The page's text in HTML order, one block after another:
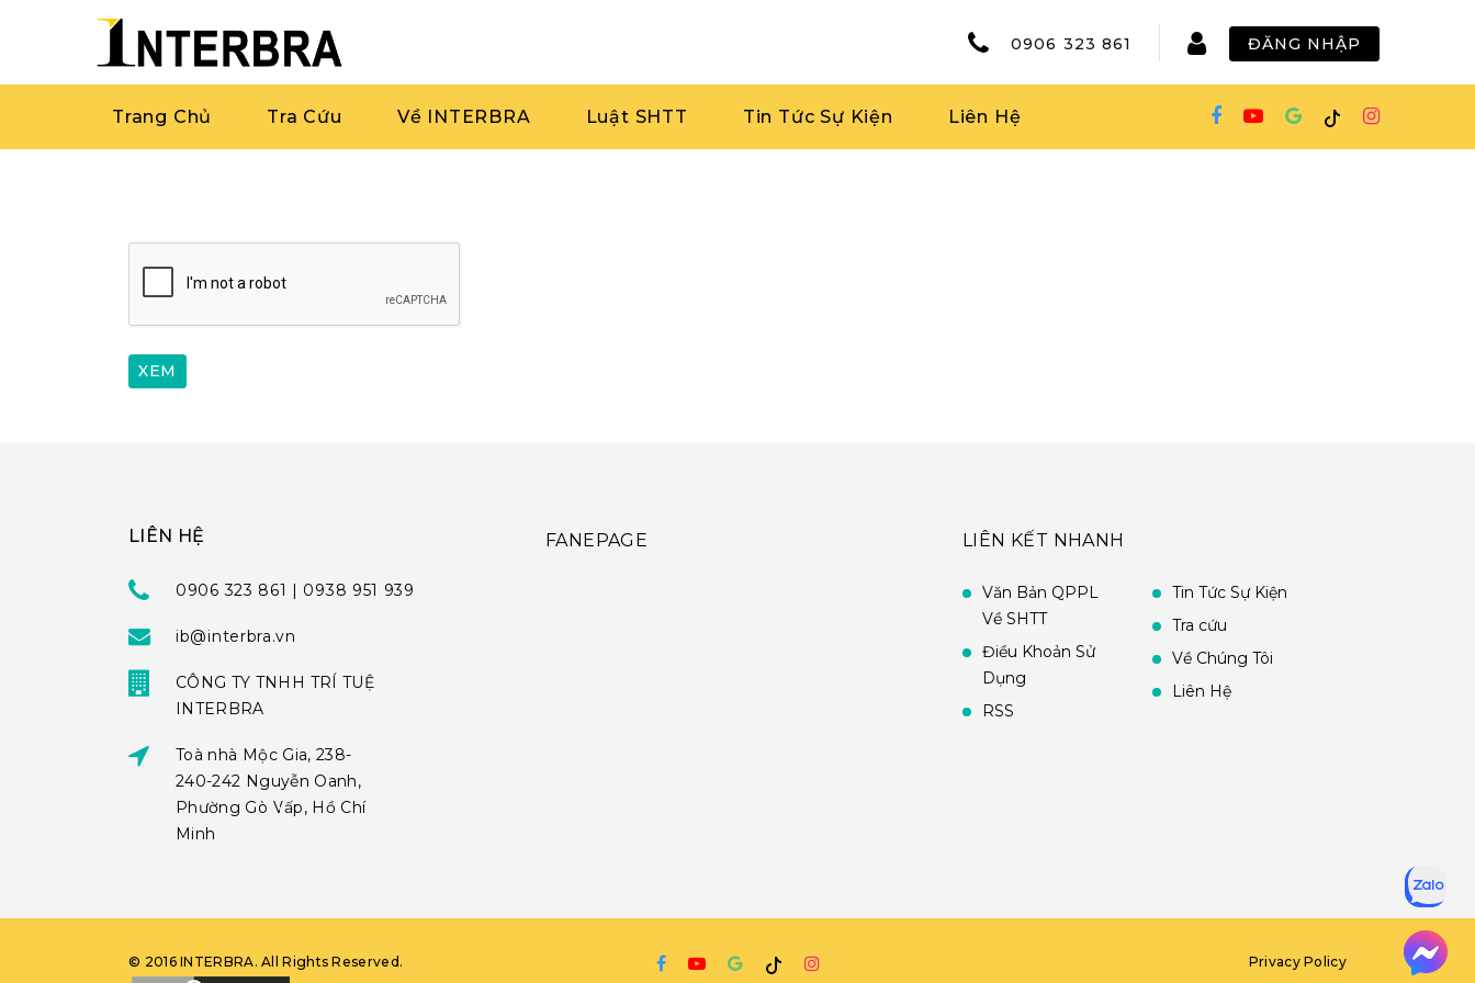
0906 323 861 ĐĂNG NHẬP
Trang Chủ Tra Cứu Về INTERBRA Luật SHTT Tin Tức Sự Kiện Liên Hệ
LIÊN HỆ
0906 323 861 | 0938 951 939
ib@interbra.vn
CÔNG TY TNHH TRÍ TUỆ
INTERBRA
Toà nhà Mộc Gia, 238-
240-242 Nguyễn Oanh,
Phường Gò Vấp, Hồ Chí
Minh
FANEPAGE LIÊN KẾT NHANH
Văn Bản QPPL
Về SHTT
Điều Khoản Sử
Dụng
RSS
Tin Tức Sự Kiện
Tra cứu
Về Chúng Tôi
Liên Hệ
© 2016 INTERBRA. All Rights Reserved. Privacy Policy